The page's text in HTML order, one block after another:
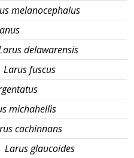
melanocephalus
delawarensis
Larus fuscus
michahellis
cachinnans
Larus glaucoides